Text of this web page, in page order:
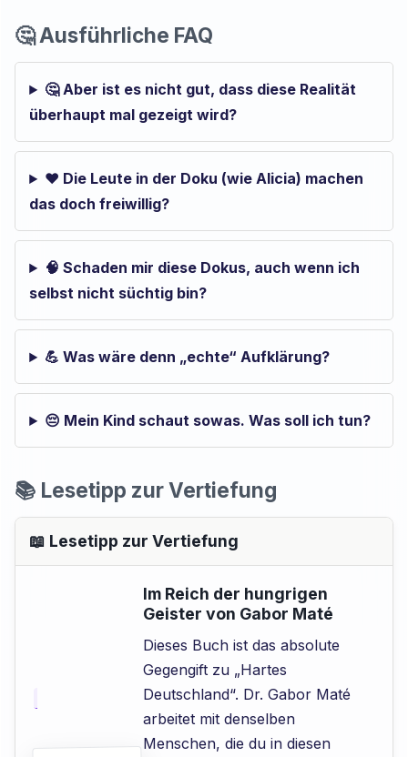
🤔 Ausführliche FAQ
🤔 Aber ist es nicht gut, dass diese Realität
überhaupt mal gezeigt wird?
❤️ Die Leute in der Doku (wie Alicia) machen
das doch freiwillig?
🧠 Schaden mir diese Dokus, auch wenn ich
selbst nicht süchtig bin?
💪 Was wäre denn „echte“ Aufklärung?
😔 Mein Kind schaut sowas. Was soll ich tun?
📚 Lesetipp zur Vertiefung
📖 Lesetipp zur Vertiefung
Im Reich der hungrigen
Geister von Gabor Maté
Dieses Buch ist das absolute
Gegengift zu „Hartes
Deutschland“. Dr. Gabor Maté
arbeitet mit denselben
Menschen, die du in diesen